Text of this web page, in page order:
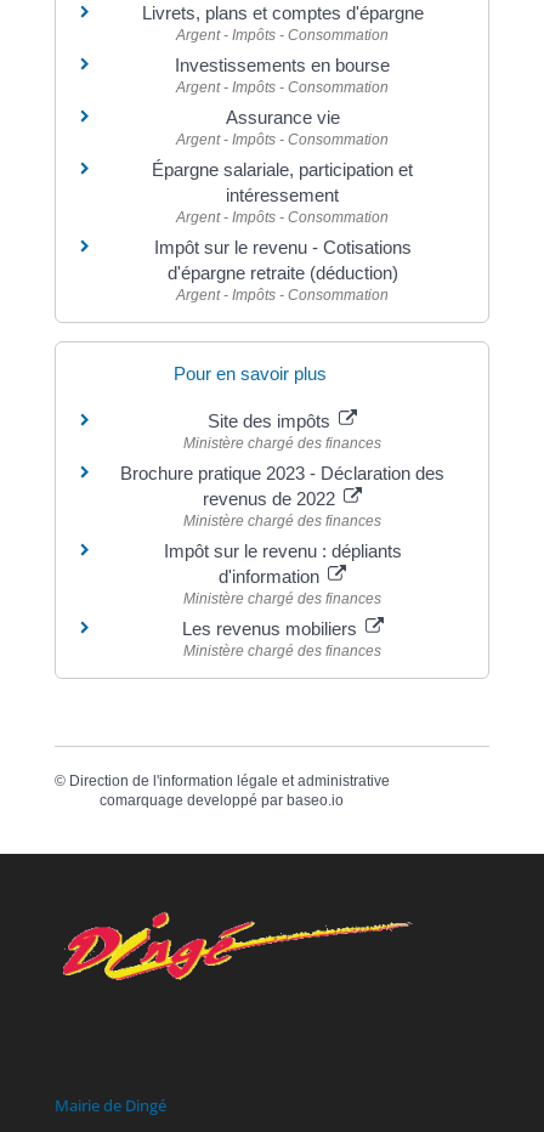
Livrets, plans et comptes d'épargne
Argent - Impôts - Consommation
Investissements en bourse
Argent - Impôts - Consommation
Assurance vie
Argent - Impôts - Consommation
Épargne salariale, participation et
intéressement
Argent - Impôts - Consommation
Impôt sur le revenu - Cotisations
d'épargne retraite (déduction)
Argent - Impôts - Consommation
Pour en savoir plus
Site des impôts
Ministère chargé des finances
Brochure pratique 2023 - Déclaration des
revenus de 2022
Ministère chargé des finances
Impôt sur le revenu : dépliants
d'information
Ministère chargé des finances
Les revenus mobiliers
Ministère chargé des finances
© Direction de l'information légale et administrative
comarquage developpé par baseo.io
Mairie de Dingé